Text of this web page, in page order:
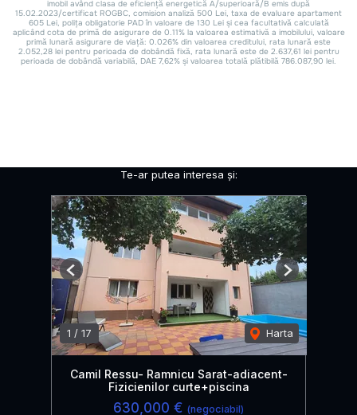
Te-ar putea interesa și:
1 / 17 Harta
Previous Next
Camil Ressu- Ramnicu Sarat-adiacent-
Fizicienilor curte+piscina
630,000 € (negociabil)